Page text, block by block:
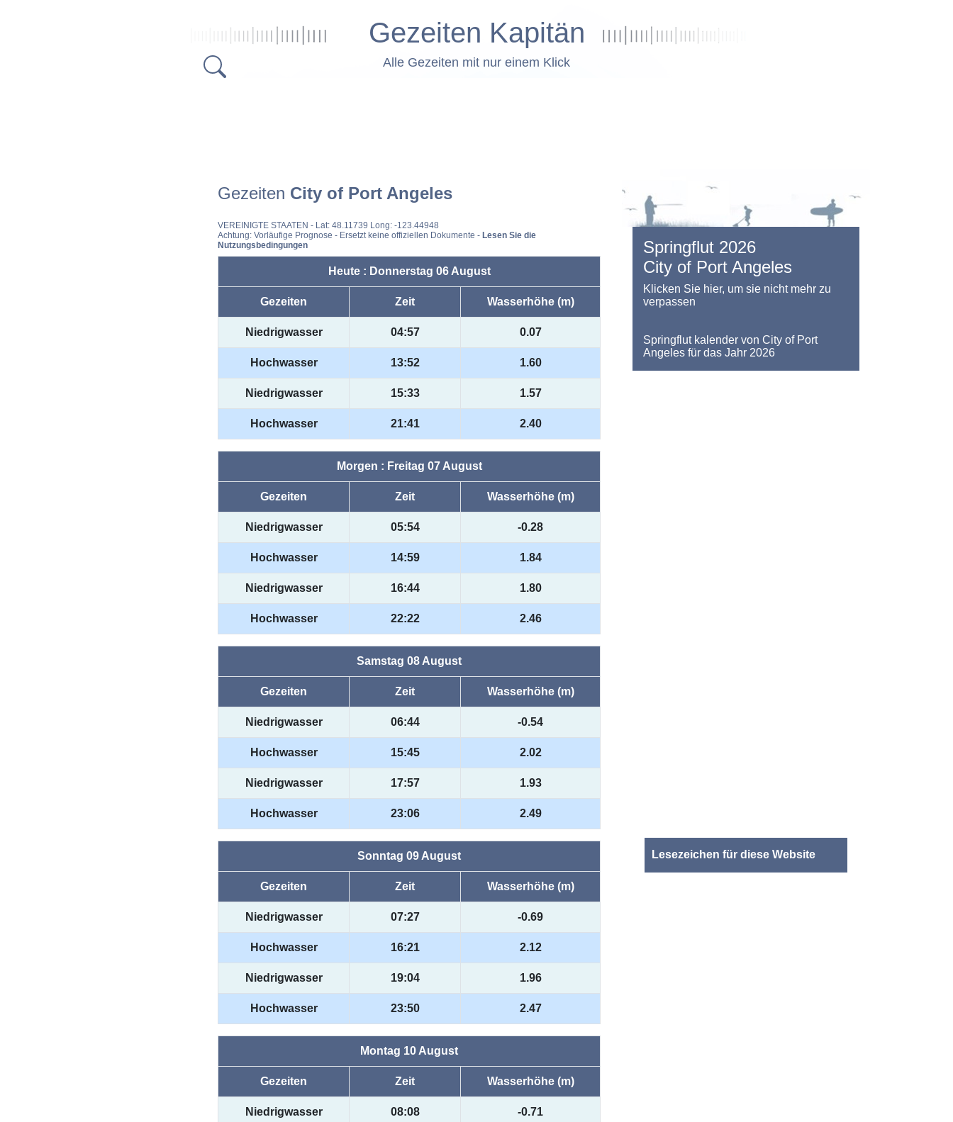
Gezeiten Kapitän
Alle Gezeiten mit nur einem Klick
Gezeiten City of Port Angeles
VEREINIGTE STAATEN - Lat: 48.11739 Long: -123.44948
Achtung: Vorläufige Prognose - Ersetzt keine offiziellen Dokumente - Lesen Sie die
Nutzungsbedingungen
Heute : Donnerstag 06 August
Gezeiten Zeit Wasserhöhe (m)
Niedrigwasser 04:57 0.07
Hochwasser 13:52 1.60
Niedrigwasser 15:33 1.57
Hochwasser 21:41 2.40
Morgen : Freitag 07 August
Gezeiten Zeit Wasserhöhe (m)
Niedrigwasser 05:54 -0.28
Hochwasser 14:59 1.84
Niedrigwasser 16:44 1.80
Hochwasser 22:22 2.46
Samstag 08 August
Gezeiten Zeit Wasserhöhe (m)
Niedrigwasser 06:44 -0.54
Hochwasser 15:45 2.02
Niedrigwasser 17:57 1.93
Hochwasser 23:06 2.49
Sonntag 09 August
Gezeiten Zeit Wasserhöhe (m)
Niedrigwasser 07:27 -0.69
Hochwasser 16:21 2.12
Niedrigwasser 19:04 1.96
Hochwasser 23:50 2.47
Montag 10 August
Gezeiten Zeit Wasserhöhe (m)
Niedrigwasser 08:08 -0.71
Springflut 2026
City of Port Angeles
Klicken Sie hier, um sie nicht mehr zu
verpassen
Springflut kalender von City of Port
Angeles für das Jahr 2026
Lesezeichen für diese Website